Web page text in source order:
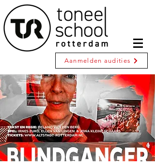
Aanmelden audities